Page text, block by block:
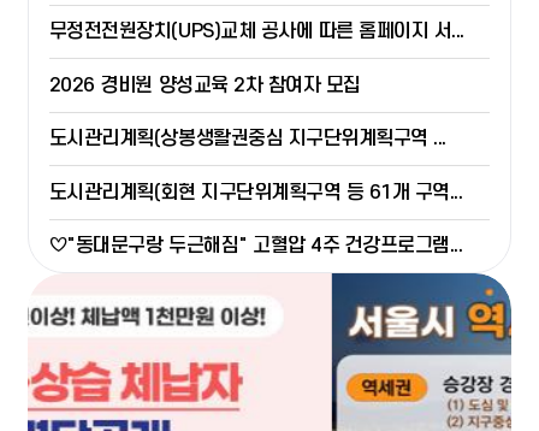
무정전전원장치(UPS)교체 공사에 따른 홈페이지 서...
2026 경비원 양성교육 2차 참여자 모집
도시관리계획(상봉생활권중심 지구단위계획구역 ...
도시관리계획(회현 지구단위계획구역 등 61개 구역...
♡"동대문구랑 두근해짐" 고혈압 4주 건강프로그램...